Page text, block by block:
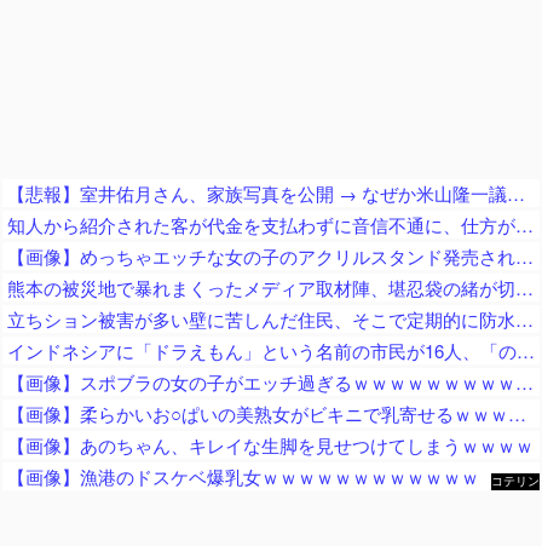
【悲報】室井佑月さん、家族写真を公開 → なぜか米山隆一議員の姿が消えてネットで話題に → 「レスバで忙しいの？」「撮影係に徹してるのか？」
知人から紹介された客が代金を支払わずに音信不通に、仕方がないので客の自宅まで行ってみると……
【画像】めっちゃエッチな女の子のアクリルスタンド発売されるｗｗ
熊本の被災地で暴れまくったメディア取材陣、堪忍袋の緒が切れた地元住民が苦情を寄せまくった結果……
立ちション被害が多い壁に苦しんだ住民、そこで定期的に防水スプレーを吹きかけておいた結果……
インドネシアに「ドラえもん」という名前の市民が16人、「のび太」は181人
【画像】スポブラの女の子がエッチ過ぎるｗｗｗｗｗｗｗｗｗｗｗｗｗｗｗｗ
【画像】柔らかいお○ぱいの美熟女がビキニで乳寄せるｗｗｗｗｗｗｗｗｗｗ
【画像】あのちゃん、キレイな生脚を見せつけてしまうｗｗｗｗ
【画像】漁港のドスケベ爆乳女ｗｗｗｗｗｗｗｗｗｗｗｗ
コテリン